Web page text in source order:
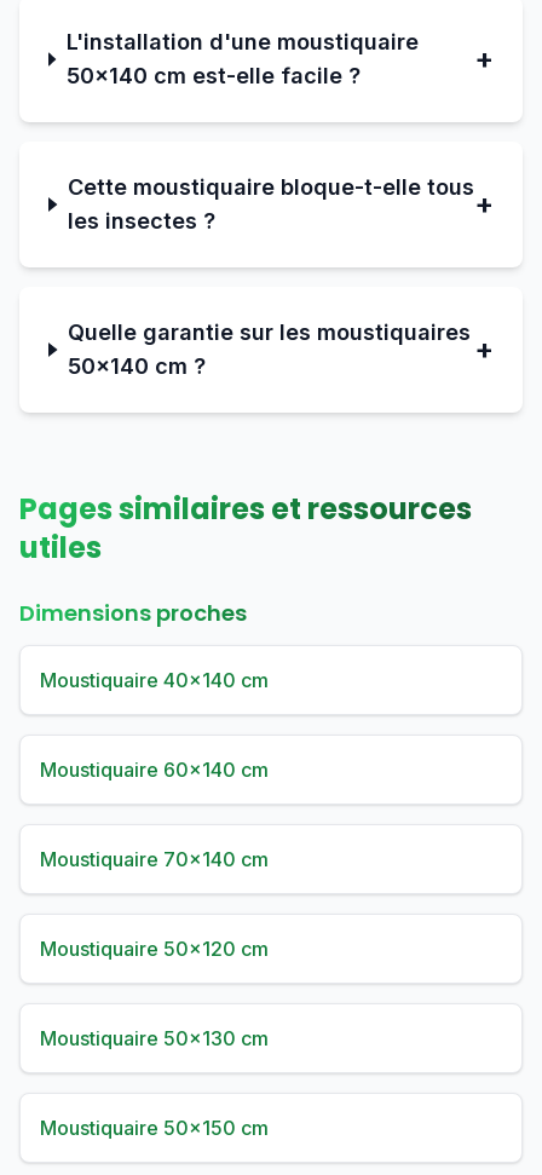
L'installation d'une moustiquaire
50×140 cm est-elle facile ?
+
Cette moustiquaire bloque-t-elle tous
les insectes ?
+
Quelle garantie sur les moustiquaires
50×140 cm ?
+
Pages similaires et ressources
utiles
Dimensions proches
Moustiquaire 40×140 cm
Moustiquaire 60×140 cm
Moustiquaire 70×140 cm
Moustiquaire 50×120 cm
Moustiquaire 50×130 cm
Moustiquaire 50×150 cm